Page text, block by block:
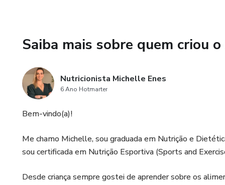
Saiba mais sobre quem criou
Nutricionista Michelle Enes
6 Ano Hotmarter
Bem-vindo(a)!
Me chamo Michelle, sou graduada em Nutrição e
sou certificada em Nutrição Esportiva (Sports and
Desde criança sempre gostei de aprender sobre os